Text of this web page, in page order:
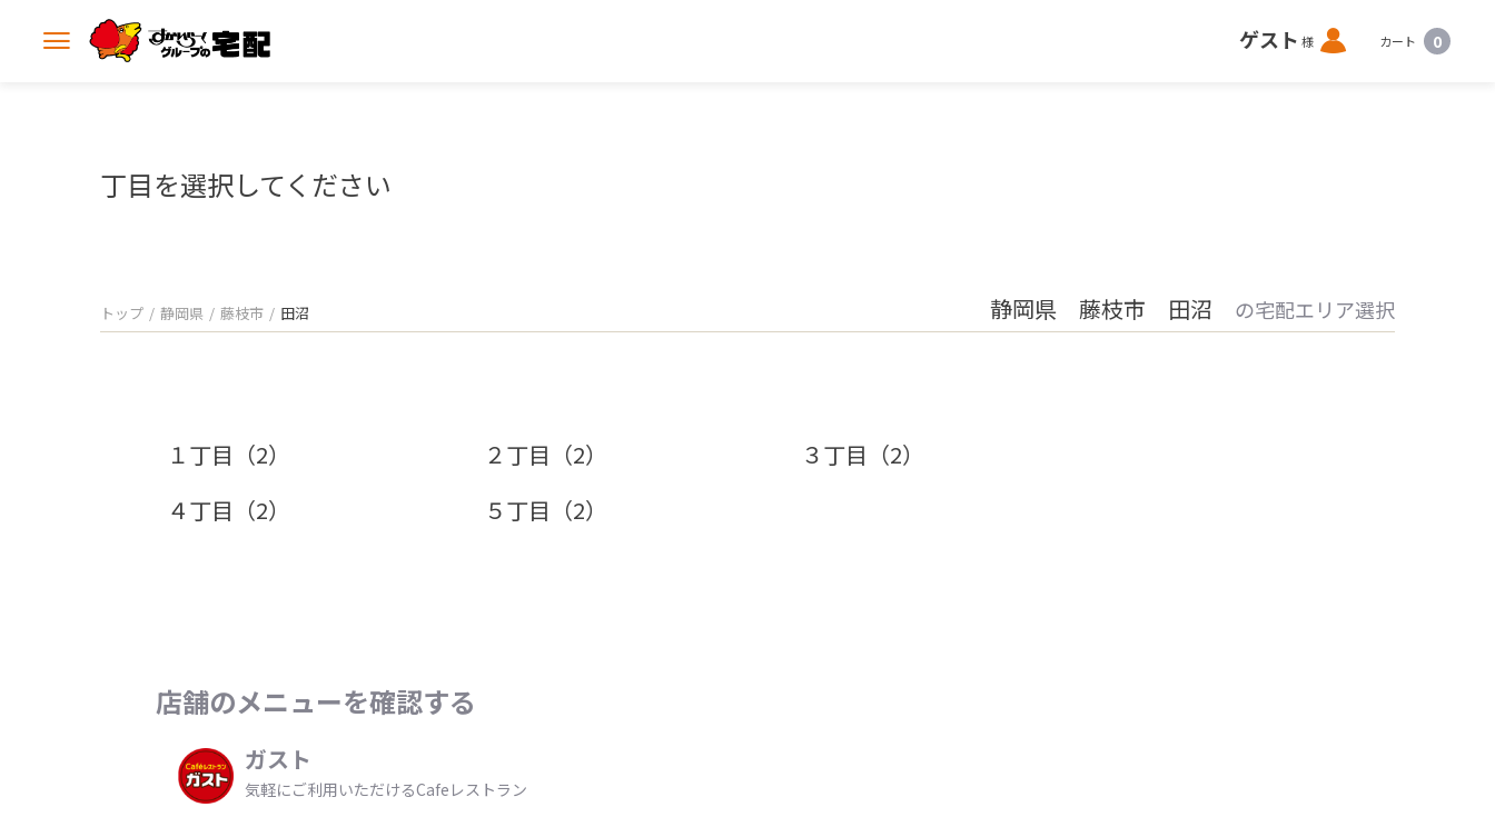
メ
ゲスト 様 ロ
グ
カート 0
丁目を選択してください
トップ 静岡県 藤枝市 田沼 静岡県 藤枝市 田沼 の宅配エリア選択
１丁目（2） ２丁目（2）
３丁目（2）
４丁目（2）
５丁目（2）
店舗のメニューを確認する
ガスト
気軽にご利用いただけるCafeレストラン